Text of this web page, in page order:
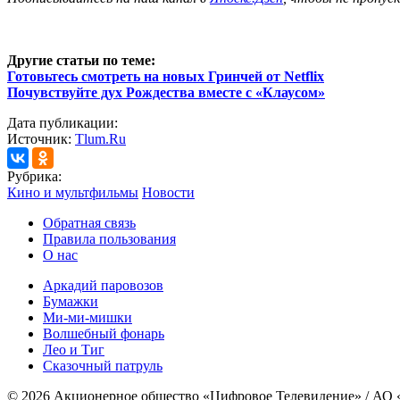
Другие статьи по теме:
Готовьтесь смотреть на новых Гринчей от Netflix
Почувствуйте дух Рождества вместе с «Клаусом»
Дата публикации:
Источник: Tlum.Ru
Рубрика:
Кино и мультфильмы Новости
Обратная связь
Правила пользования
О нас
Аркадий паровозов
Бумажки
Ми-ми-мишки
Волшебный фонарь
Лео и Тиг
Сказочный патруль
© 2026 Акционерное общество «Цифровое Телевидение» /